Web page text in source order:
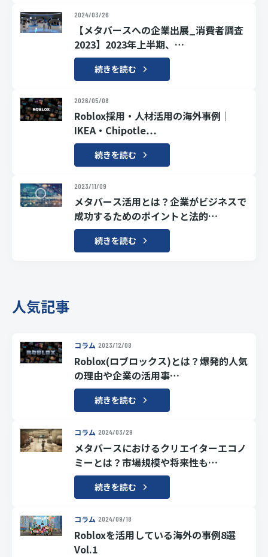
2024/03/26
【メタバースへの企業出展_消費者調査
2023】2023年上半期、…
続きを読む
2026/05/08
Roblox採用・人材活用の海外事例｜
IKEA・Chipotle…
続きを読む
2023/11/09
メタバース活用とは？企業がビジネスで
成功するためのポイントと法的…
続きを読む
人気記事
コラム 2023/12/08
Roblox(ロブロックス)とは？爆発的人気
の理由や企業の活用事…
続きを読む
コラム 2024/03/29
メタバースにおけるクリエイターエコノ
ミーとは？市場規模や将来性も…
続きを読む
コラム 2024/09/18
Robloxを活用している海外の事例8選
Vol.1